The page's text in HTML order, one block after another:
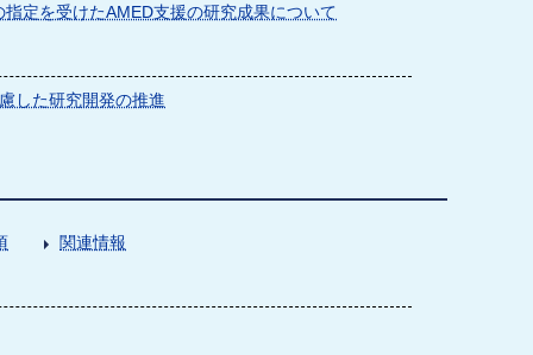
定を受けたAMED支援の研究成果について
した研究開発の推進
関連情報